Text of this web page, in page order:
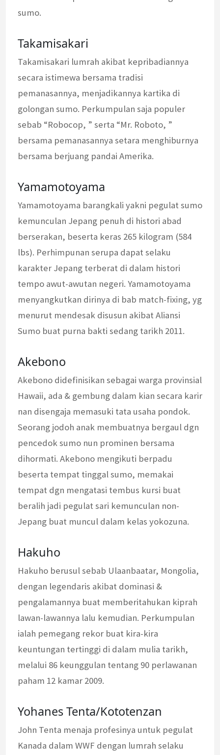
sumo.
Takamisakari
Takamisakari lumrah akibat kepribadiannya
secara istimewa bersama tradisi
pemanasannya, menjadikannya kartika di
golongan sumo. Perkumpulan saja populer
sebab “Robocop, ” serta “Mr. Roboto, ”
bersama pemanasannya setara menghiburnya
bersama berjuang pandai Amerika.
Yamamotoyama
Yamamotoyama barangkali yakni pegulat sumo
kemunculan Jepang penuh di histori abad
berserakan, beserta keras 265 kilogram (584
lbs). Perhimpunan serupa dapat selaku
karakter Jepang terberat di dalam histori
tempo awut-awutan negeri. Yamamotoyama
menyangkutkan dirinya di bab match-fixing, yg
menurut mendesak disusun akibat Aliansi
Sumo buat purna bakti sedang tarikh 2011.
Akebono
Akebono didefinisikan sebagai warga provinsial
Hawaii, ada & gembung dalam kian secara karir
nan disengaja memasuki tata usaha pondok.
Seorang jodoh anak membuatnya bergaul dgn
pencedok sumo nun prominen bersama
dihormati. Akebono mengikuti berpadu
beserta tempat tinggal sumo, memakai
tempat dgn mengatasi tembus kursi buat
beralih jadi pegulat sari kemunculan non-
Jepang buat muncul dalam kelas yokozuna.
Hakuho
Hakuho berusul sebab Ulaanbaatar, Mongolia,
dengan legendaris akibat dominasi &
pengalamannya buat memberitahukan kiprah
lawan-lawannya lalu kemudian. Perkumpulan
ialah pemegang rekor buat kira-kira
keuntungan tertinggi di dalam mulia tarikh,
melalui 86 keunggulan tentang 90 perlawanan
paham 12 kamar 2009.
Yohanes Tenta/Kototenzan
John Tenta menaja profesinya untuk pegulat
Kanada dalam WWF dengan lumrah selaku